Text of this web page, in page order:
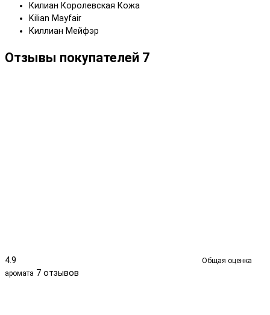
Килиан Королевская Кожа
Kilian Mayfair
Киллиан Мейфэр
Отзывы покупателей 7
4.9
Общая оценка
аромата 7 отзывов